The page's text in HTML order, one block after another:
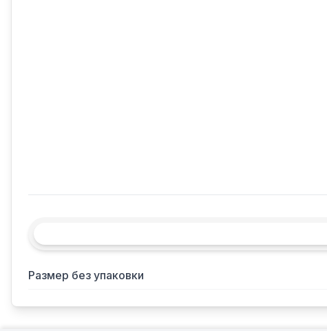
Размер без упаковки